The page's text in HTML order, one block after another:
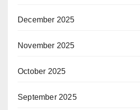
December 2025
November 2025
October 2025
September 2025